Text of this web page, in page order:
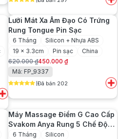
380.000 ₫.
là:
300.000 ₫.
Lưỡi Mát Xa Âm Đạo Có Trứng
Rung Tongue Pin Sạc
6 Tháng
Silicon + Nhựa ABS
19 x 3.3cm
Pin sạc
China
620.000₫
Giá
gốc
là:
620.000 ₫.
450.000 ₫
Giá
hiện
tại
là:
450.000 ₫.
Mã: FP_9337
Đã bán 202
Máy Massage Điểm G Cao Cấp
Svakom Anya Rung 5 Chế Độ
Kèm Sưởi Ấm
6 Tháng
Silicon